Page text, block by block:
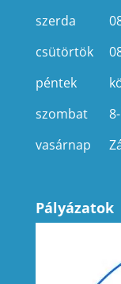
szerda
csütörtök
péntek
szombat
vasárnap
Pályázatok